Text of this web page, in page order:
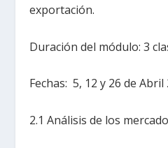
exportación.
Duración del módulo: 3
Fechas: 5, 12 y 26 de Abril
2.1 Análisis de los